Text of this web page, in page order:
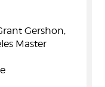
Gershon,
Master